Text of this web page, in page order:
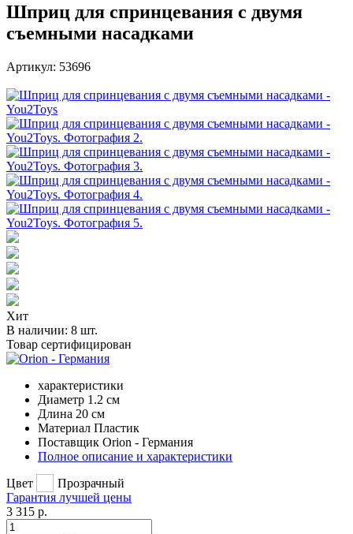
Шприц для спринцевания с двумя
съемными насадками
Артикул: 53696
Хит
В наличии: 8 шт.
Товар сертифицирован
характеристики
Диаметр 1.2 см
Длина 20 см
Материал Пластик
Поставщик Orion - Германия
Полное описание и характеристики
Цвет
Прозрачный
Гарантия лучшей цены
3 315 р.